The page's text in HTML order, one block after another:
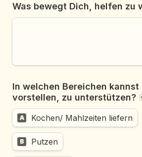
Was bewegt Dich, helfen zu
In welchen Bereichen kannst
vorstellen, zu unterstützen?
A Kochen/ Mahlzeiten liefern
B Putzen